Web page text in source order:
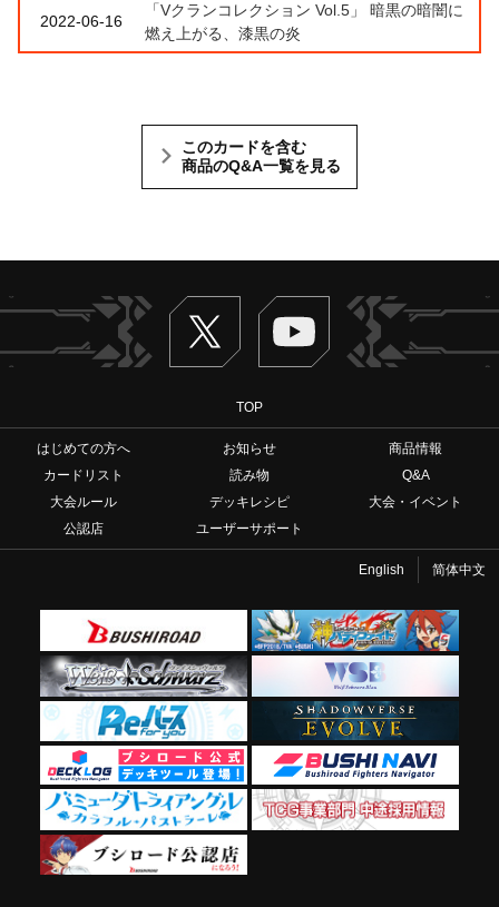
2022-06-16
「Vクランコレクション Vol.5」 暗黒の暗闇に
燃え上がる、漆黒の炎
このカードを含む
商品のQ&A一覧を見る
Twitter ヴァンガードch
TOP
はじめての方へ お知らせ
商品情報
カードリスト
読み物
Q&A
大会ルール
デッキレシピ
大会・イベント
公認店
ユーザーサポート
English 简体中文